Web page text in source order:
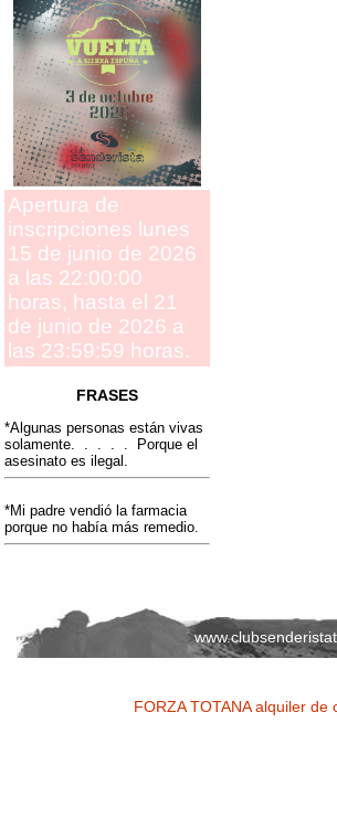
Apertura de
inscripciones lunes
15 de junio de 2026
a las 22:00:00
horas, hasta el 21
de junio de 2026 a
las 23:59:59 horas.
FRASES
*Algunas personas están vivas
solamente. . . . . Porque el
asesinato es ilegal.
*Mi padre vendió la farmacia
porque no había más remedio.
FORZA TOTANA alquiler de